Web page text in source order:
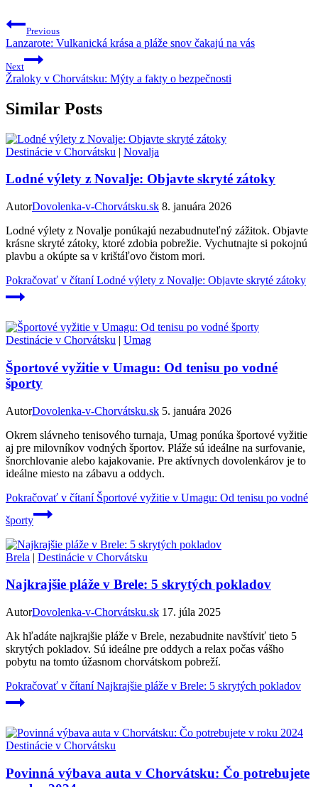
Previous
Lanzarote: Vulkanická krása a pláže snov čakajú na vás
Next
Žraloky v Chorvátsku: Mýty a fakty o bezpečnosti
Similar Posts
Destinácie v Chorvátsku | Novalja
Lodné výlety z Novalje: Objavte skryté zátoky
AutorDovolenka-v-Chorvátsku.sk 8. januára 2026
Lodné výlety z Novalje ponúkajú nezabudnuteľný zážitok. Objavte
krásne skryté zátoky, ktoré zdobia pobrežie. Vychutnajte si pokojnú
plavbu a okúpte sa v krištáľovo čistom mori.
Pokračovať v čítaníLodné výlety z Novalje: Objavte skryté zátoky
Destinácie v Chorvátsku | Umag
Športové vyžitie v Umagu: Od tenisu po vodné
športy
AutorDovolenka-v-Chorvátsku.sk 5. januára 2026
Okrem slávneho tenisového turnaja, Umag ponúka športové vyžitie
aj pre milovníkov vodných športov. Pláže sú ideálne na surfovanie,
šnorchlovanie alebo kajakovanie. Pre aktívnych dovolenkárov je to
ideálne miesto na zábavu a oddych.
Pokračovať v čítaníŠportové vyžitie v Umagu: Od tenisu po vodné
športy
Brela | Destinácie v Chorvátsku
Najkrajšie pláže v Brele: 5 skrytých pokladov
AutorDovolenka-v-Chorvátsku.sk 17. júla 2025
Ak hľadáte najkrajšie pláže v Brele, nezabudnite navštíviť tieto 5
skrytých pokladov. Sú ideálne pre oddych a relax počas vášho
pobytu na tomto úžasnom chorvátskom pobreží.
Pokračovať v čítaníNajkrajšie pláže v Brele: 5 skrytých pokladov
Destinácie v Chorvátsku
Povinná výbava auta v Chorvátsku: Čo potrebujete